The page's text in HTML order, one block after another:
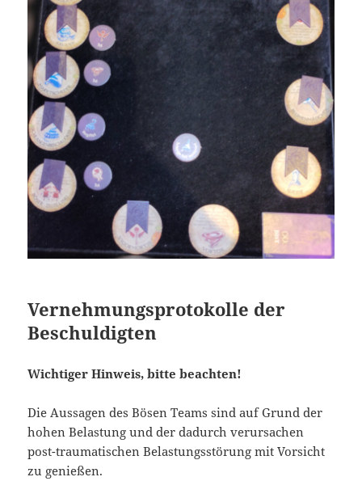
Vernehmungsprotokolle der
Beschuldigten
Wichtiger Hinweis, bitte beachten!
Die Aussagen des Bösen Teams sind auf Grund der
hohen Belastung und der dadurch verursachen
post-traumatischen Belastungsstörung mit Vorsicht
zu genießen.